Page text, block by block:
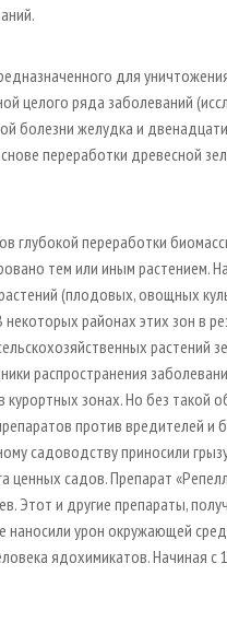
для
целого ряда заболеваний
болезни желудка и
переработки древесной
глубокой переработки
тем или иным растением.
(плодовых, овощных
районах этих зон в
растений
распространения
зонах. Но без такой
против вредителей и
садоводству приносили
садов. Препарат
Этот и другие препараты,
урон окружающей
ядохимикатов. Начиная с